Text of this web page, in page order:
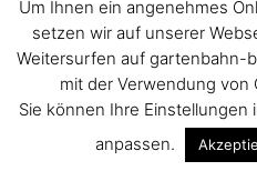
Um Ihnen ein angenehmes
setzen wir auf unserer
Weitersurfen auf gartenbahn-
mit der Verwendung von
Sie können Ihre Einstellungen
anpassen.